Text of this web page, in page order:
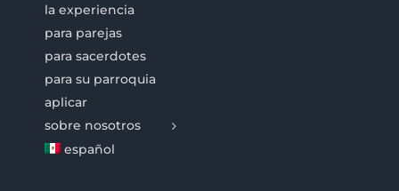
la experiencia
para parejas
para sacerdotes
para su parroquia
aplicar
sobre nosotros
español